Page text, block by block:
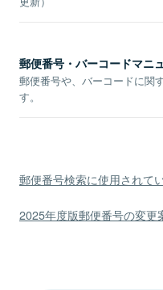
郵便番号・バーコードマニ
郵便番号や、バーコードに関
す。
郵便番号検索に使用されて
2025年度版郵便番号の変更